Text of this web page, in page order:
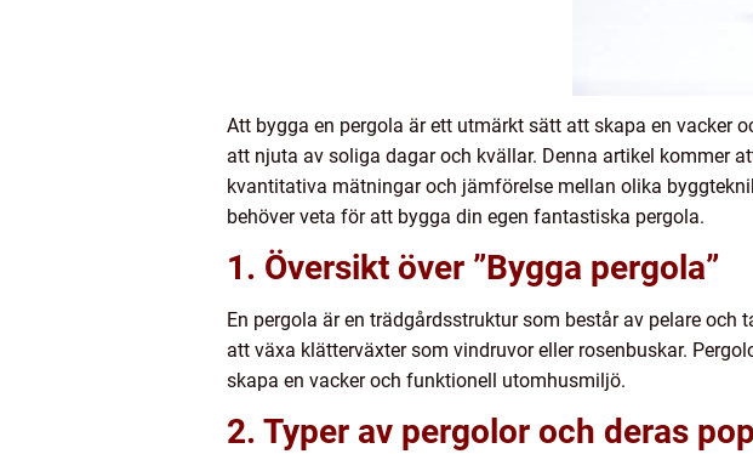
Att bygga en pergola är ett utmärkt sätt att skapa en vacker
att njuta av soliga dagar och kvällar. Denna artikel kommer
kvantitativa mätningar och jämförelse mellan olika
behöver veta för att bygga din egen fantastiska pergola.
1. Översikt över ”Bygga pergola”
En pergola är en trädgårdsstruktur som består av pelare
att växa klätterväxter som vindruvor eller rosenbuskar.
skapa en vacker och funktionell utomhusmiljö.
2. Typer av pergolor och deras